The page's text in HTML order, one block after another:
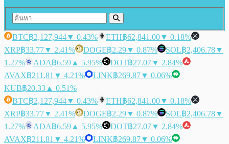
BTC฿2,127,944▼ 0.43% ETH฿62,841.00▼ 0.18%
XRP฿33.77▼ 2.41% DOGE฿2.29▼ 0.87% SOL฿2,406.78▼
1.27%
ADA฿6.59 ▲ 5.95% DOT฿27.07▼ 2.84%
AVAX฿211.81 ▼ 4.21% LINK฿269.87▼ 0.06%
KUB฿20.33 ▲ 0.51%
BTC฿2,127,944▼ 0.43% ETH฿62,841.00▼ 0.18%
XRP฿33.77▼ 2.41% DOGE฿2.29▼ 0.87% SOL฿2,406.78▼
1.27%
ADA฿6.59 ▲ 5.95% DOT฿27.07▼ 2.84%
AVAX฿211.81 ▼ 4.21% LINK฿269.87▼ 0.06%